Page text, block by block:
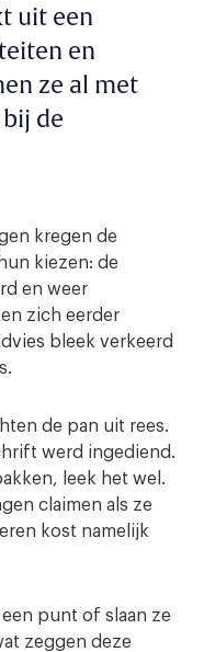
uit een
en
ze al met
de
kregen de
kiezen: de
en weer
zich eerder
bleek verkeerd
de pan uit rees.
werd ingediend.
leek het wel.
claimen als ze
kost namelijk
punt of slaan ze
zeggen deze